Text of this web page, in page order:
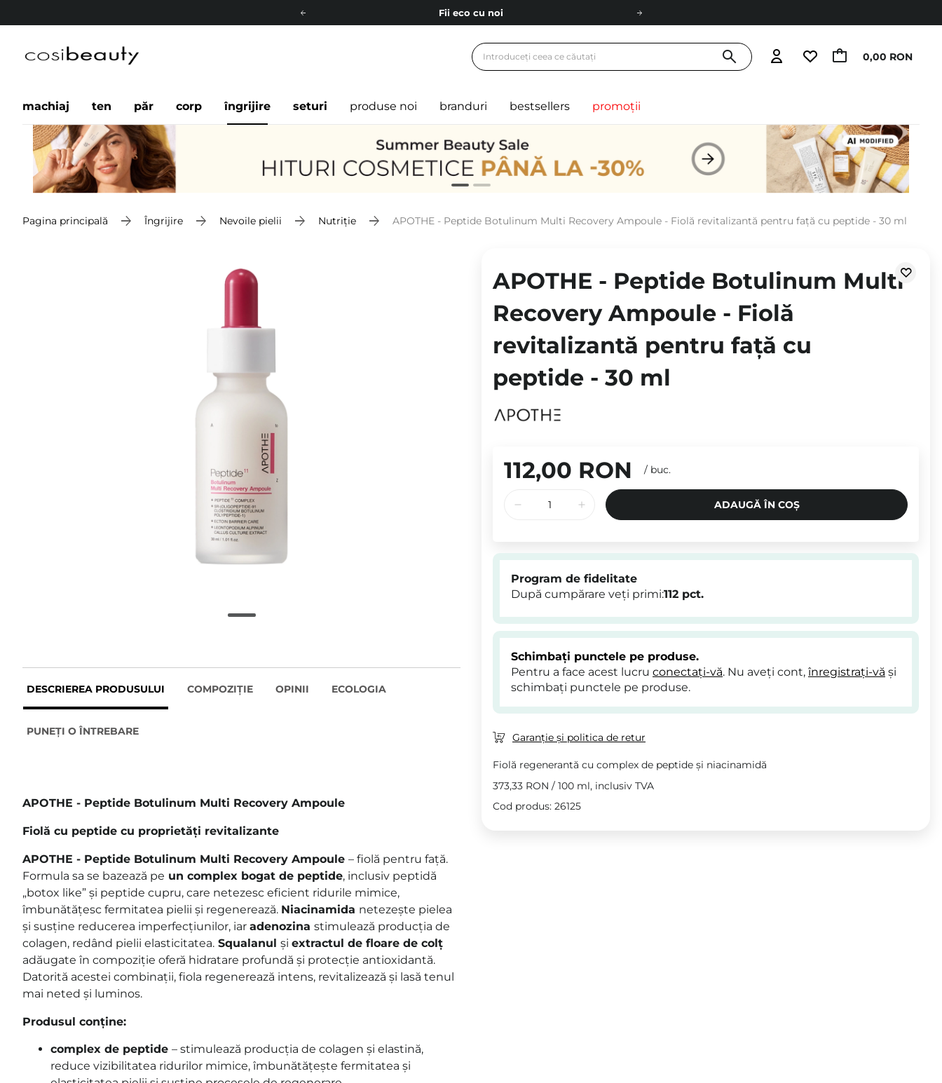
Fii eco cu noi
Livrare mai ieftină pentru comenzile de la 150 RON! 0,00 RON
machiaj ten păr corp îngrijire seturi produse noi branduri bestsellers promoții
Pagina principală Îngrijire Nevoile pielii Nutriție APOTHE - Peptide Botulinum Multi Recovery Ampoule - Fiolă revitalizantă pentru față cu peptide - 30 ml
DESCRIEREA PRODUSULUI COMPOZIȚIE OPINII ECOLOGIA
PUNEȚI O ÎNTREBARE
APOTHE - Peptide Botulinum Multi Recovery Ampoule
Fiolă cu peptide cu proprietăți revitalizante
APOTHE - Peptide Botulinum Multi Recovery Ampoule – fiolă pentru față.
Formula sa se bazează pe un complex bogat de peptide, inclusiv peptidă
„botox like” și peptide cupru, care netezesc eficient ridurile mimice,
îmbunătățesc fermitatea pielii și regenerează. Niacinamida netezește pielea
și susține reducerea imperfecțiunilor, iar adenozina stimulează producția de
colagen, redând pielii elasticitatea. Squalanul și extractul de floare de colț
adăugate în compoziție oferă hidratare profundă și protecție antioxidantă.
Datorită acestei combinații, fiola regenerează intens, revitalizează și lasă tenul
mai neted și luminos.
Produsul conține:
complex de peptide – stimulează producția de colagen și elastină,
reduce vizibilitatea ridurilor mimice, îmbunătățește fermitatea și
APOTHE - Peptide Botulinum Multi
Recovery Ampoule - Fiolă
revitalizantă pentru față cu
peptide - 30 ml
112,00 RON / buc.
ADAUGĂ ÎN COȘ
Program de fidelitate
După cumpărare veți primi:112 pct.
Schimbați punctele pe produse.
Pentru a face acest lucru conectați-vă. Nu aveți cont, înregistrați-vă și
schimbați punctele pe produse.
Garanție și politica de retur
Fiolă regenerantă cu complex de peptide și niacinamidă
373,33 RON / 100 ml, inclusiv TVA
Cod produs: 26125